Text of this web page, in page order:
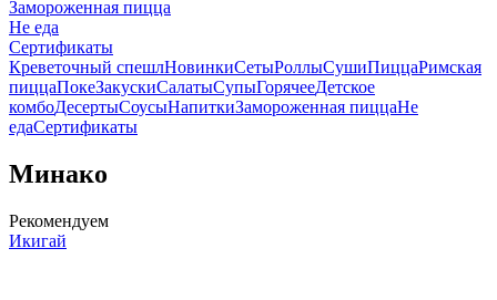
Замороженная пицца
Не еда
Сертификаты
Креветочный спешлНовинкиСетыРоллыСушиПиццаРимская
пиццаПокеЗакускиСалатыСупыГорячееДетское
комбоДесертыСоусыНапиткиЗамороженная пиццаНе
едаСертификаты
Минако
Рекомендуем
Икигай